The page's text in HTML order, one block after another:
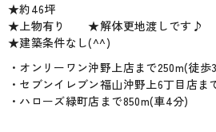
★約46坪
★上物有り ★解体更地渡しです♪
★建築条件なし(^^)
・オンリーワン沖野上店まで250m(徒歩
・セブンイレブン福山沖野上6丁目店ま
・ハローズ緑町店まで850m(車4分)